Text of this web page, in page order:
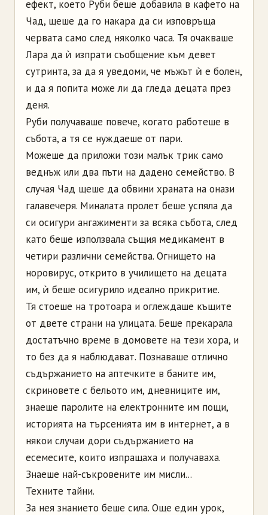
ефект, което Руби беше добавила в кафето на
Чад, щеше да го накара да си изповръща
червата само след няколко часа. Тя очакваше
Лара да ѝ изпрати съобщение към девет
сутринта, за да я уведоми, че мъжът ѝ е болен,
и да я попита може ли да гледа децата през
деня.
Руби получаваше повече, когато работеше в
събота, а тя се нуждаеше от пари.
Можеше да приложи този малък трик само
веднъж или два пъти на дадено семейство. В
случая Чад щеше да обвини храната на онази
галавечеря. Миналата пролет беше успяла да
си осигури ангажименти за всяка събота, след
като беше използвала същия медикамент в
четири различни семейства. Огнището на
норовирус, открито в училището на децата
им, ѝ беше осигурило идеално прикритие.
Тя стоеше на тротоара и оглеждаше къщите
от двете страни на улицата. Беше прекарала
достатъчно време в домовете на тези хора, и
то без да я наблюдават. Познаваше отлично
съдържанието на аптечките в баните им,
скриновете с бельото им, дневниците им,
знаеше паролите на електронните им пощи,
историята на търсенията им в интернет, а в
някои случаи дори съдържанието на
есемесите, които изпращаха и получаваха.
Знаеше най-съкровените им мисли...
Техните тайни.
За нея знанието беше сила. Още един урок,